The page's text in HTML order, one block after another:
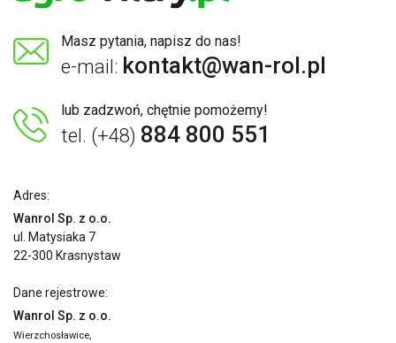
Masz pytania, napisz do nas!
e-mail: kontakt@wan-rol.pl
lub zadzwoń, chętnie pomożemy!
tel. (+48) 884 800 551
Adres:
Wanrol Sp. z o.o.
ul. Matysiaka 7
22-300 Krasnystaw
Dane rejestrowe:
Wanrol Sp. z o.o.
Wierzchosławice,